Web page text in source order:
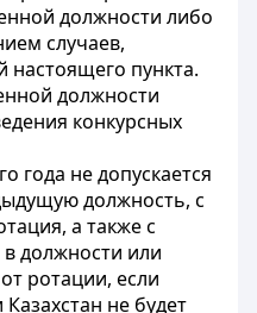
должности либо
случаев,
настоящего пункта.
должности
конкурсных
года не допускается
должность, с
а также с
должности или
ротации, если
не будет